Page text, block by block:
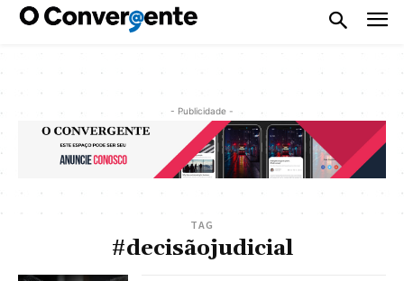
- Publicidade -
TAG
#decisãojudicial